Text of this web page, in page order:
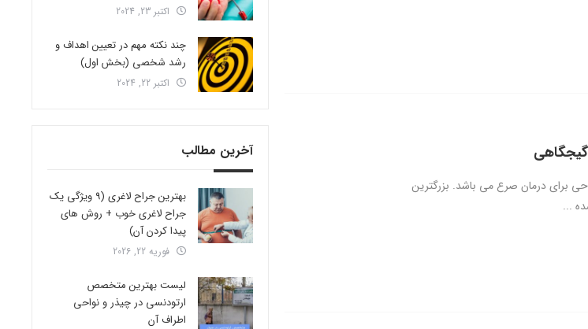
برای درمان صرع می باشد. بزرگترین
...
اکتبر 23, 2024
چند نکته مهم در تعیین اهداف و
رشد شخصی (بخش اول)
اکتبر 22, 2024
آخرین مطالب
بهترین جراح لاغری (9 ویژگی یک
جراح لاغری خوب + روش های
پیدا کردن آن)
فوریه 22, 2026
لیست بهترین متخصص
ارتودنسی در چیذر و نواحی
اطراف آن